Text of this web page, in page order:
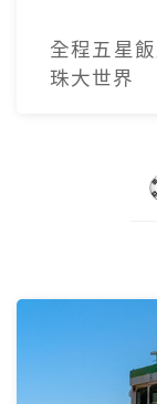
全程五星
珠大世界